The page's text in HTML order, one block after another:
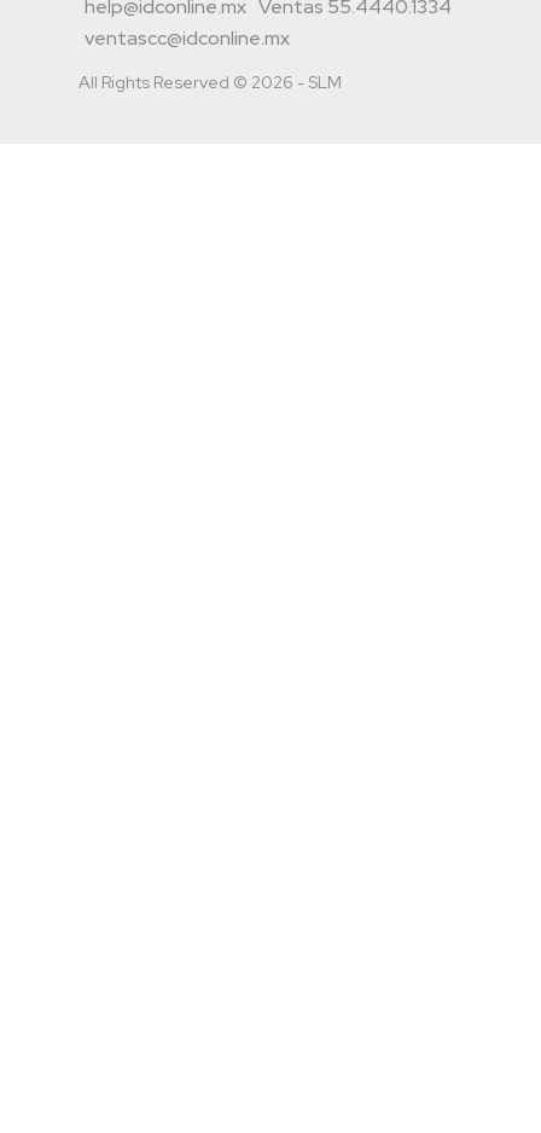
help@idconline.mx Ventas 55.4440.1334
ventascc@idconline.mx
All Rights Reserved © 2026 - SLM